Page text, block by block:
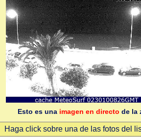
Esto es una imagen en directo de la
Haga click sobre una de las fotos del